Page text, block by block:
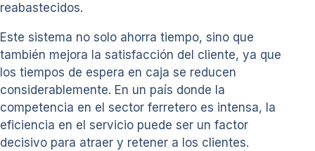
reabastecidos.
Este sistema no solo ahorra tiempo, sino que
también mejora la satisfacción del cliente, ya que
los tiempos de espera en caja se reducen
considerablemente. En un país donde la
competencia en el sector ferretero es intensa, la
eficiencia en el servicio puede ser un factor
decisivo para atraer y retener a los clientes.